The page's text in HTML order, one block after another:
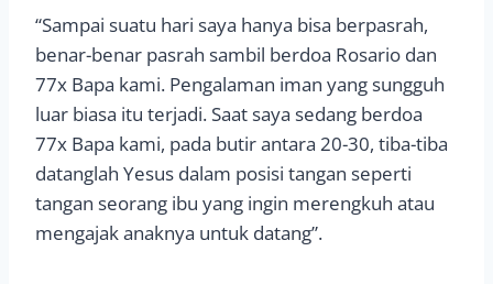
“Sampai suatu hari saya hanya bisa berpasrah,
benar-benar pasrah sambil berdoa Rosario dan
77x Bapa kami. Pengalaman iman yang sungguh
luar biasa itu terjadi. Saat saya sedang berdoa
77x Bapa kami, pada butir antara 20-30, tiba-tiba
datanglah Yesus dalam posisi tangan seperti
tangan seorang ibu yang ingin merengkuh atau
mengajak anaknya untuk datang”.